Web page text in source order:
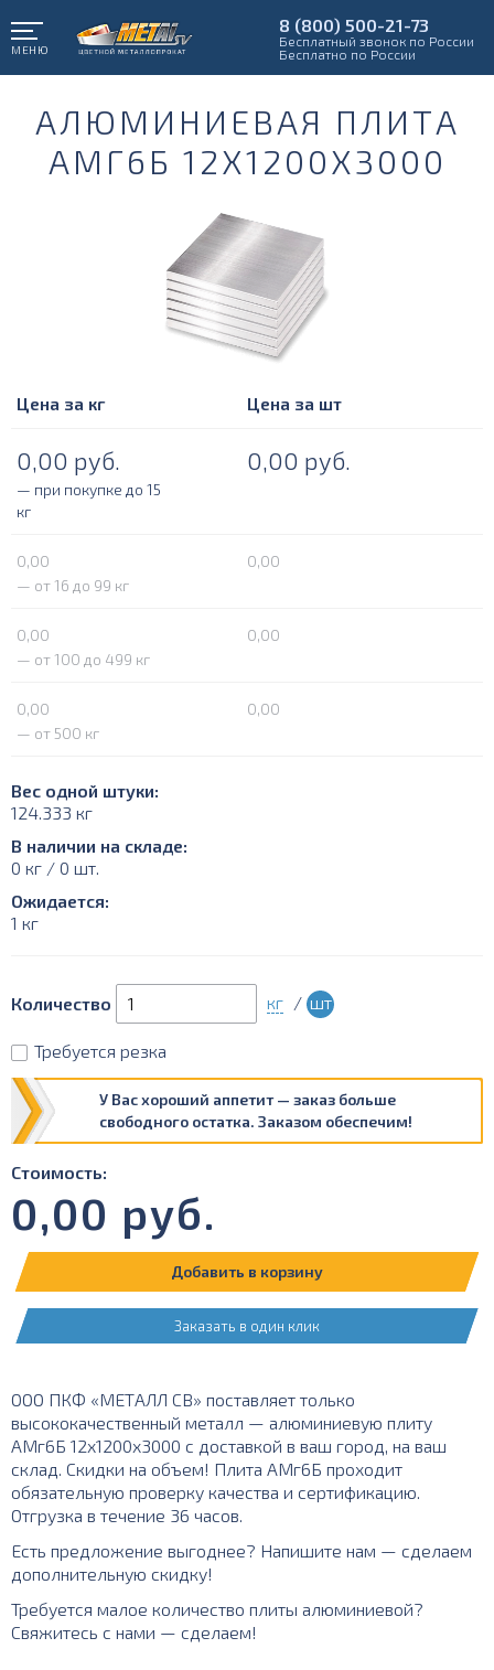
МЕНЮ
8 (800) 500-21-73
Бесплатный звонок по России
Бесплатно по России
АЛЮМИНИЕВАЯ ПЛИТА
АМГ6Б 12Х1200Х3000
Цена за кг Цена за шт
0,00 руб. 0,00 руб.
— при покупке до 15
кг
0,00
0,00
— от 16 до 99 кг
0,00
0,00
— от 100 до 499 кг
0,00
0,00
— от 500 кг
Вес одной штуки:
124.333 кг
В наличии на складе:
0 кг / 0 шт.
Ожидается:
1 кг
Количество кг / шт
Требуется резка
У Вас хороший аппетит — заказ больше
свободного остатка. Заказом обеспечим!
Стоимость:
0,00 руб.
Добавить в корзину
Заказать в один клик
ООО ПКФ «МЕТАЛЛ СВ» поставляет только
высококачественный металл — алюминиевую плиту
АМг6Б 12х1200х3000 с доставкой в ваш город, на ваш
склад. Скидки на объем! Плита АМг6Б проходит
обязательную проверку качества и сертификацию.
Отгрузка в течение 36 часов.
Есть предложение выгоднее? Напишите нам — сделаем
дополнительную скидку!
Требуется малое количество плиты алюминиевой?
Свяжитесь с нами — сделаем!